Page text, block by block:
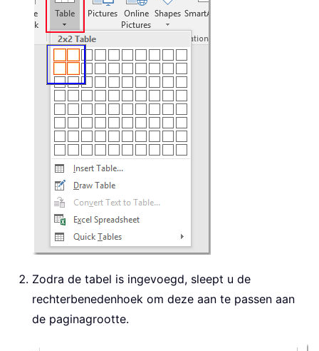
Zodra de tabel is ingevoegd, sleept u de
rechterbenedenhoek om deze aan te passen aan
de paginagrootte.